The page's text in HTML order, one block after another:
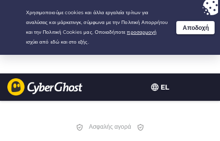
EL
Your choice:The Best Dealfor 3.3333333333333-years at $
/month
Ασφαλής αγορά